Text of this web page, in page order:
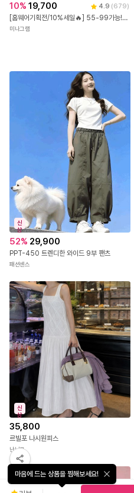
10% 19,700 4.9 (679)
[홈웨어기획전/10%세일🔥] 55-99가능! 루나몽 빅사이즈잠옷 원피스
미나그램
신
상
52% 29,900
PPT-450 트렌디한 와이드 9부 팬츠
패션센스
신
상
35,800
르빌포 나시원피스
난닝구
마음에 드는 상품을 찜해보세요!